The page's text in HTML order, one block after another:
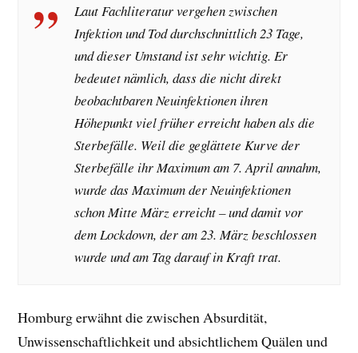
Laut Fachliteratur vergehen zwischen
Infektion und Tod durchschnittlich 23 Tage,
und dieser Umstand ist sehr wichtig. Er
bedeutet nämlich, dass die nicht direkt
beobachtbaren Neuinfektionen ihren
Höhepunkt viel früher erreicht haben als die
Sterbefälle. Weil die geglättete Kurve der
Sterbefälle ihr Maximum am 7. April annahm,
wurde das Maximum der Neuinfektionen
schon Mitte März erreicht – und damit vor
dem Lockdown, der am 23. März beschlossen
wurde und am Tag darauf in Kraft trat.
Homburg erwähnt die zwischen Absurdität,
Unwissenschaftlichkeit und absichtlichem Quälen und